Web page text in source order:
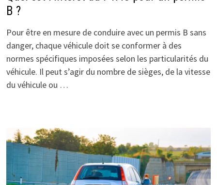
B ?
Pour être en mesure de conduire avec un permis B sans
danger, chaque véhicule doit se conformer à des
normes spécifiques imposées selon les particularités du
véhicule. Il peut s’agir du nombre de sièges, de la vitesse
du véhicule ou …